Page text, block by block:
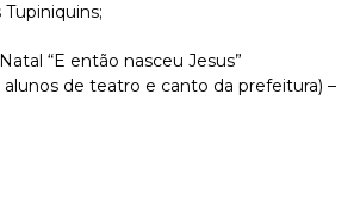
“E então nasceu Jesus”
de teatro e canto da prefeitura) –